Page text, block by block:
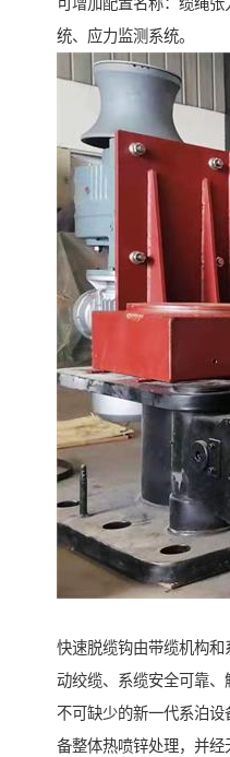
可增加配置名称：缆绳
统、应力监测系统。
快速脱缆钩由带缆机构
动绞缆、系缆安全可靠
不可缺少的新一代系泊
备整体热喷锌处理，并